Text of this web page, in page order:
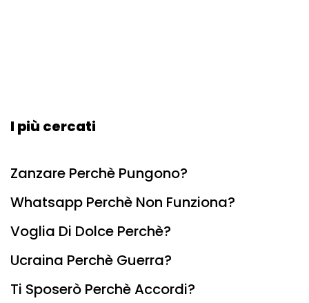
I più cercati
Zanzare Perchè Pungono?
Whatsapp Perchè Non Funziona?
Voglia Di Dolce Perchè?
Ucraina Perchè Guerra?
Ti Sposerò Perchè Accordi?